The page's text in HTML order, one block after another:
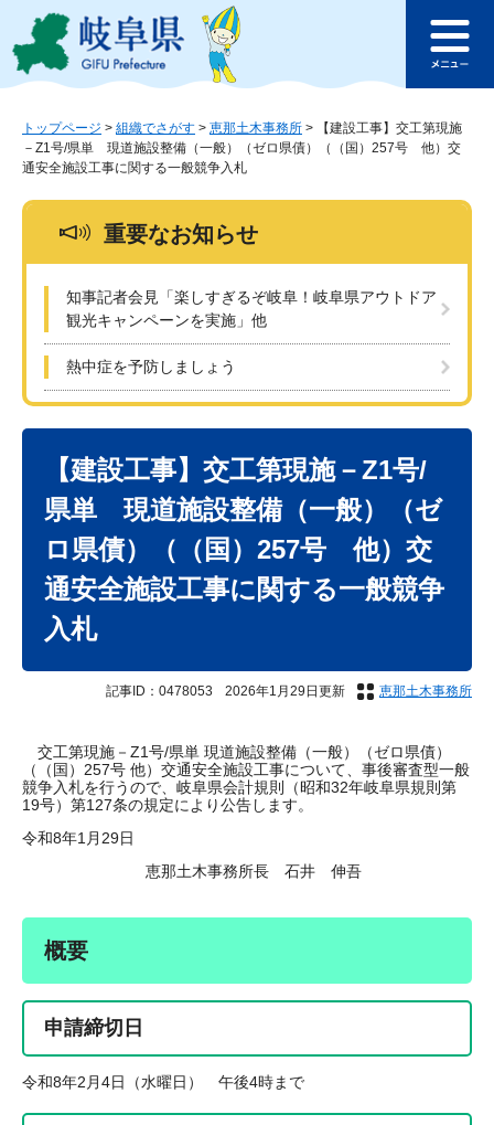
ジ
ュ
このページの本文へ
ュ
トップページ > 組織でさがす > 恵那土木事務所 >
【建設工事】交工第現施
－Z1号/県単 現道施設整備（一般）（ゼロ県債）（（国）257号 他）交
通安全施設工事に関する一般競争入札
重要なお知らせ
知事記者会見「楽しすぎるぞ岐阜！岐阜県アウトドア
観光キャンペーンを実施」他
熱中症を予防しましょう
【建設工事】交工第現施－Z1号/
県単 現道施設整備（一般）（ゼ
ロ県債）（（国）257号 他）交
通安全施設工事に関する一般競争
入札
記事ID：0478053 2026年1月29日更新 恵那土木事務所
交工第現施－Z1号/県単 現道施設整備（一般）（ゼロ県債）
（（国）257号 他）交通安全施設工事について、事後審査型一般
競争入札を行うので、岐阜県会計規則（昭和32年岐阜県規則第
19号）第127条の規定により公告します。
令和8年1月29日
恵那土木事務所長 石井 伸吾
概要
申請締切日
令和8年2月4日（水曜日） 午後4時まで